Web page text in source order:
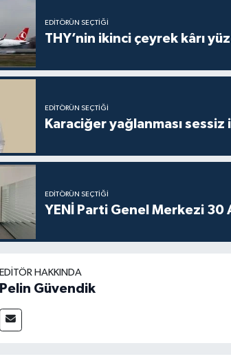
EDITÖRÜN SEÇTIĞI
THY’nin ikinci çeyrek kârı
EDITÖRÜN SEÇTIĞI
Karaciğer yağlanması
EDITÖRÜN SEÇTIĞI
YENİ Parti Genel Merkezi 30
EDITÖR HAKKINDA
Pelin Güvendik